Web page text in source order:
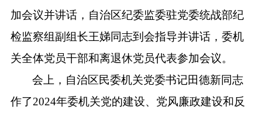
加会议并讲话，自治区纪委监委驻党委统战部纪
检监察组副组长王娣同志到会指导并讲话，委机
关全体党员干部和离退休党员代表参加会议。
会上， 自治区民委机关党委书记田德新同志
作了2024年委机关党的建设、党风廉政建设和反